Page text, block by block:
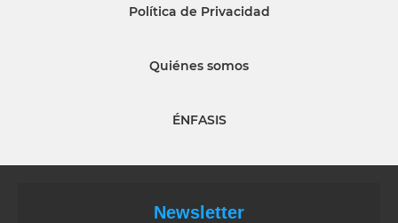
Política de Privacidad
Quiénes somos
ÉNFASIS
Newsletter